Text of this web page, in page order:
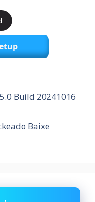
Build 20241016
Baixe